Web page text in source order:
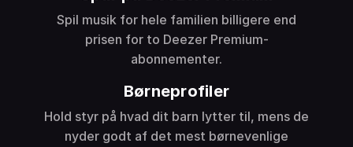
Spil musik for hele familien billigere end
prisen for to Deezer Premium-
abonnementer.
Børneprofiler
Hold styr på hvad dit barn lytter til, mens de
nyder godt af det mest børnevenlige